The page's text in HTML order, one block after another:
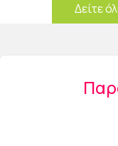
Δείτε